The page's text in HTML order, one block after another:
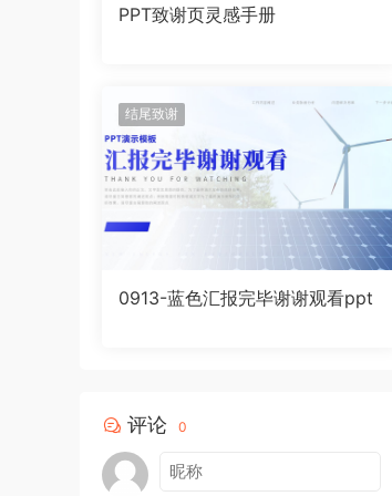
PPT致谢页灵感手册
结尾致谢
0913-蓝色汇报完毕谢谢观看ppt
评论 0